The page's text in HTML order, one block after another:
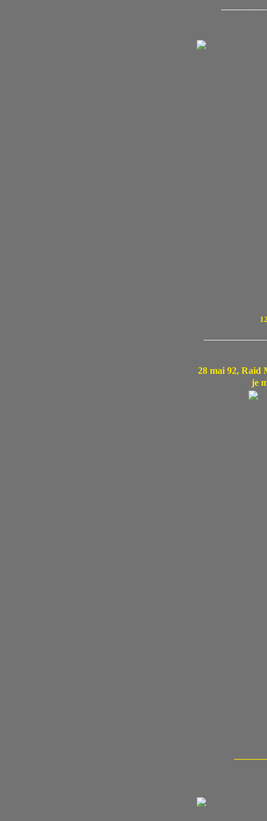
28 mai 92, Raid
je